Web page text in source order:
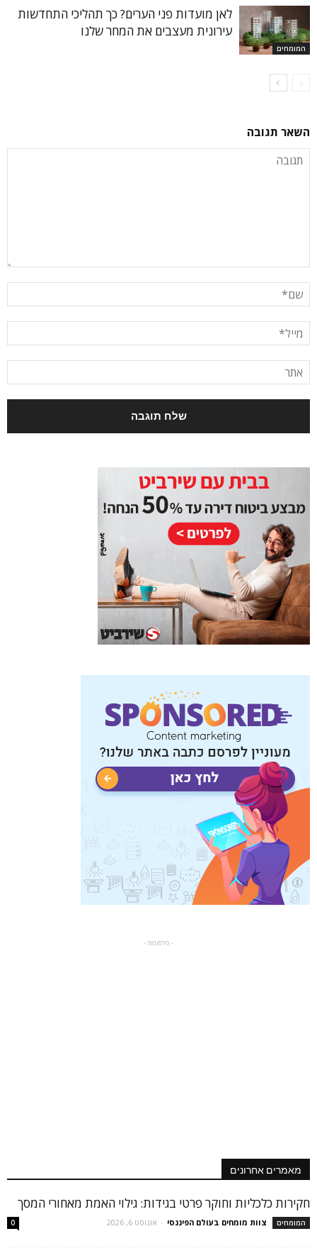
המומחים
לאן מועדות פני הערים? כך תהליכי התחדשות
עירונית מעצבים את המחר שלנו
השאר תגובה
- פרסומת -
מאמרים אחרונים
חקירות כלכליות וחוקר פרטי בגידות: גילוי האמת מאחורי המסך
המומחים צוות מומחים בעולם הפיננסי - אוגוסט 6, 2026 0